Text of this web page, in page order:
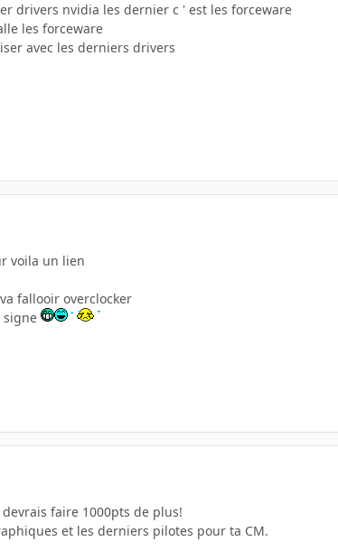
drivers nvidia les dernier c ' est les forceware
les forceware
avec les derniers drivers
voila un lien
fallooir overclocker
signe
faire 1000pts de plus!
et les derniers pilotes pour ta CM.